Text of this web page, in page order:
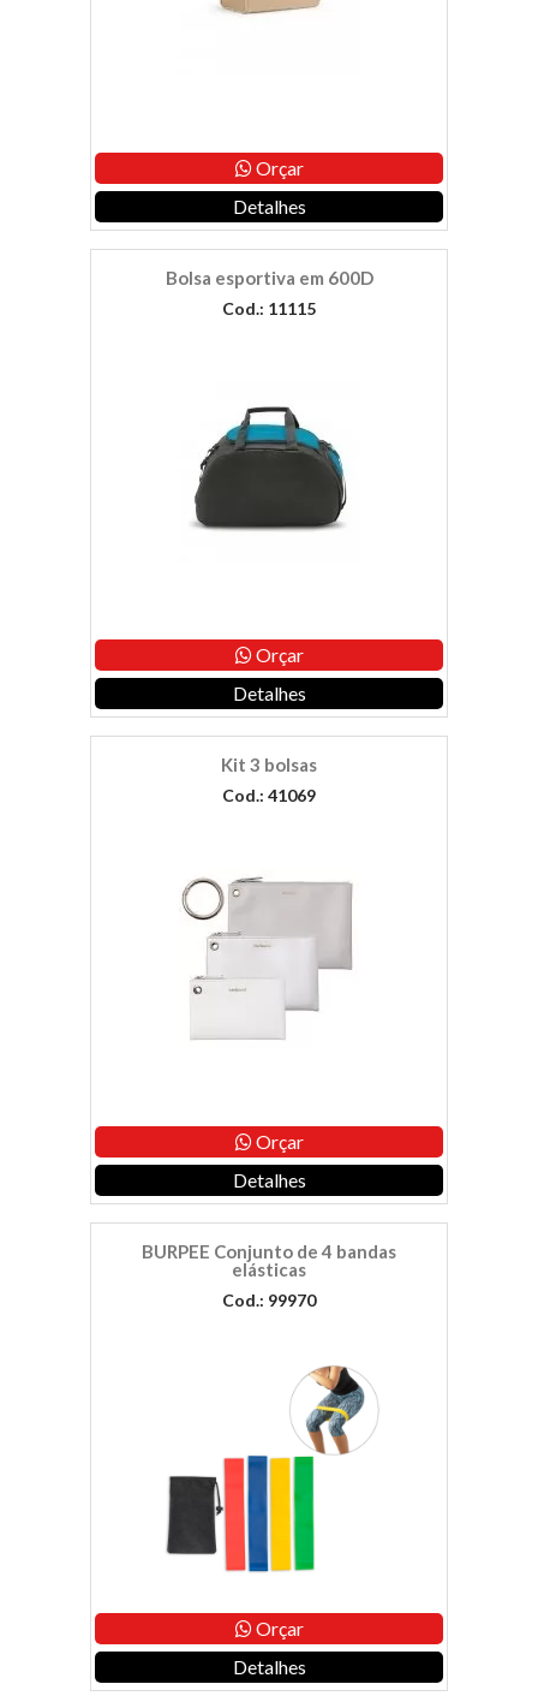
Orçar
Detalhes
Bolsa esportiva em 600D
Cod.: 11115
Orçar
Detalhes
Kit 3 bolsas
Cod.: 41069
Orçar
Detalhes
BURPEE Conjunto de 4 bandas
elásticas
Cod.: 99970
Orçar
Detalhes